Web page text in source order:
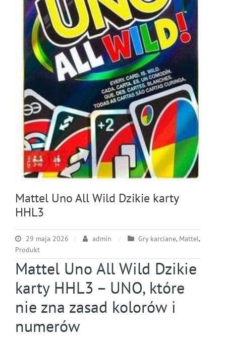
Mattel Uno All Wild Dzikie karty
HHL3
29 maja 2026 admin Gry karciane, Mattel,
Produkt
Mattel Uno All Wild Dzikie
karty HHL3 – UNO, które
nie zna zasad kolorów i
numerów